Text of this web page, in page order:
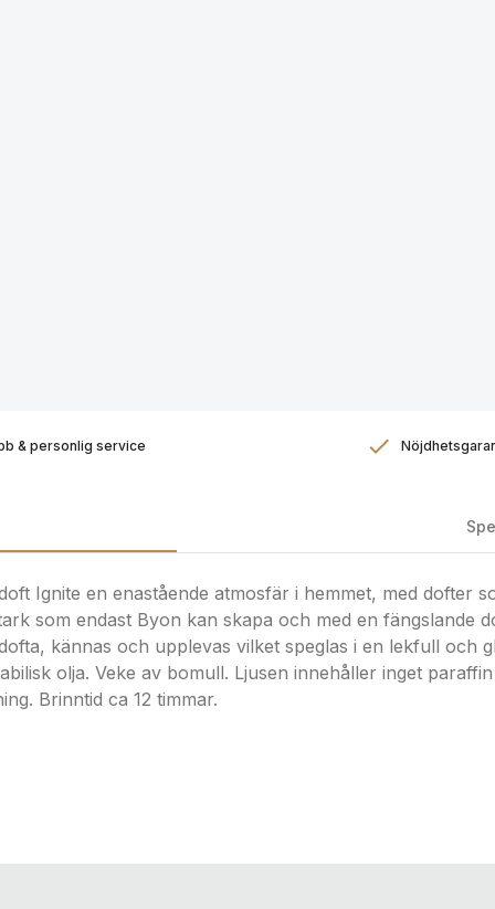
& personlig service
Ignite en enastående atmosfär i hemmet, med dofter
som endast Byon kan skapa och med en fängslande
kännas och upplevas vilket speglas i en lekfull och
olja. Veke av bomull. Ljusen innehåller inget
Brinntid ca 12 timmar.